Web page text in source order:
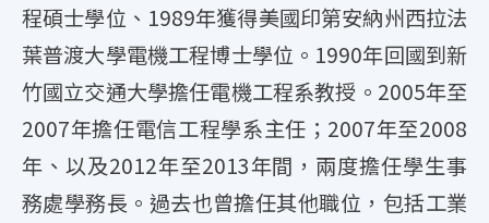
程碩士學位、1989年獲得美國印第安納州西拉法
葉普渡大學電機工程博士學位。1990年回國到新
竹國立交通大學擔任電機工程系教授。2005年至
2007年擔任電信工程學系主任；2007年至2008
年、以及2012年至2013年間，兩度擔任學生事
務處學務長。過去也曾擔任其他職位，包括工業